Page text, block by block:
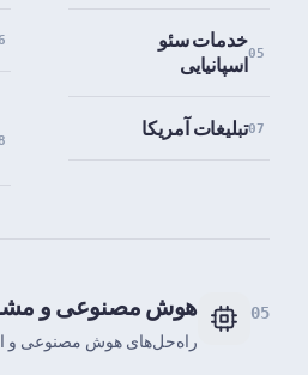
05خدمات سئو
اسپانیایی
07تبلیغات آمریکا
05 هوش مصنوعی و
راه‌حل‌های هوش مصنوعی و